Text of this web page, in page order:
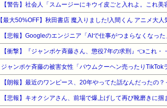
【警告】社会人「スムージーにキウイ皮ごと入れよ。これ
【最大50%OFF】秋田書店 魔入りました!入間くん アニメ大人
【悲報】Googleのエンジニア「AIで仕事がつまらなくなった
【衝撃】『ジャンポケ斉藤さん、懲役7年の求刑』👈これ・
ジャンポケ斉藤の被害女性「バウムクーヘン売ったりTikTok
【朗報】最近のワンピース、20年やってた話なんだったの
【悲報】キオクシアさん、前場で爆上げして再び靴磨きに掴